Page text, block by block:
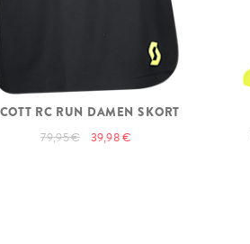
RC RUN DAMEN SKORT
79,95 € 39,98 €